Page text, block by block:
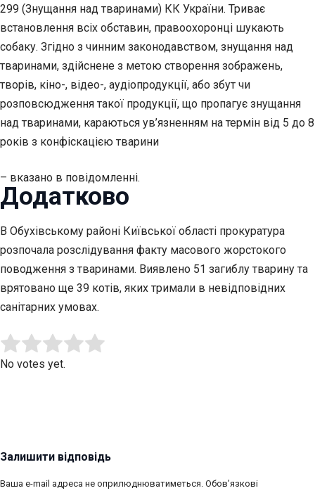
299 (Знущання над тваринами) КК України. Триває
встановлення всіх обставин, правоохоронці шукають
собаку. Згідно з чинним законодавством, знущання над
тваринами, здійснене з метою створення зображень,
творів, кіно-, відео-, аудіопродукції, або збут чи
розповсюдження такої продукції, що пропагує знущання
над тваринами, караються ув’язненням на термін від 5 до 8
років з конфіскацією тварини
– вказано в повідомленні.
Додатково
В Обухівському районі Київської області прокуратура
розпочала розслідування факту масового жорстокого
поводження з тваринами. Виявлено 51 загиблу тварину та
врятовано ще 39 котів, яких тримали в невідповідних
санітарних умовах.
Rate this item:
No votes yet.
Залишити відповідь
Ваша e-mail адреса не оприлюднюватиметься. Обов’язкові